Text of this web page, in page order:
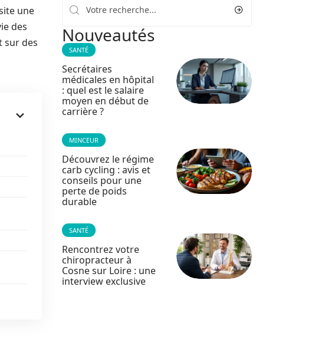
une
des
sur des
Nouveautés
SANTÉ
Secrétaires
médicales en hôpital
: quel est le salaire
moyen en début de
carrière ?
MINCEUR
Découvrez le régime
carb cycling : avis et
conseils pour une
perte de poids
durable
SANTÉ
Rencontrez votre
chiropracteur à
Cosne sur Loire : une
interview exclusive